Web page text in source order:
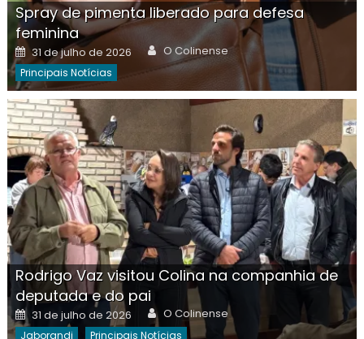
Spray de pimenta liberado para defesa
feminina
Posted
on
31 de julho de 2026 Author
O Colinense
Principais Notícias
Rodrigo Vaz visitou Colina na companhia de
deputada e do pai
Posted
on
31 de julho de 2026 Author
O Colinense
Jaborandi Principais Notícias